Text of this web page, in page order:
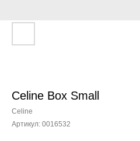
Celine Box Small
Celine
Артикул: 0016532